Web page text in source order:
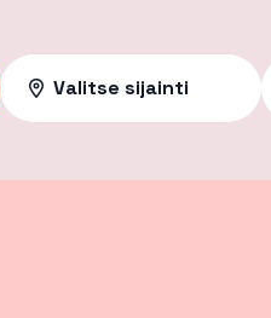
Valitse sijainti